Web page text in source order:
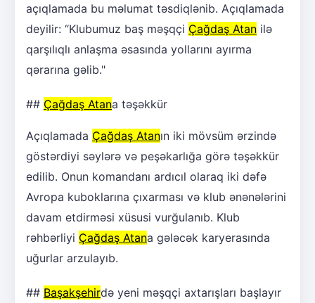
açıqlamada bu məlumat təsdiqlənib. Açıqlamada
deyilir: “Klubumuz baş məşqçi Çağdaş Atan ilə
qarşılıqlı anlaşma əsasında yollarını ayırma
qərarına gəlib."
## Çağdaş Atana təşəkkür
Açıqlamada Çağdaş Atanın iki mövsüm ərzində
göstərdiyi səylərə və peşəkarlığa görə təşəkkür
edilib. Onun komandanı ardıcıl olaraq iki dəfə
Avropa kuboklarına çıxarması və klub ənənələrini
davam etdirməsi xüsusi vurğulanıb. Klub
rəhbərliyi Çağdaş Atana gələcək karyerasında
uğurlar arzulayıb.
## Başakşehirdə yeni məşqçi axtarışları başlayır